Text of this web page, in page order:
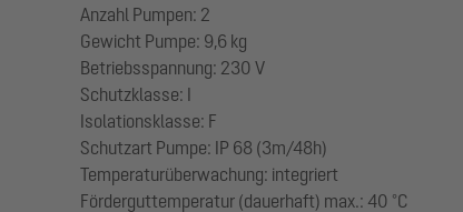
Anzahl Pumpen: 2
Gewicht Pumpe: 9,6 kg
Betriebsspannung: 230 V
Schutzklasse: I
Isolationsklasse: F
Schutzart Pumpe: IP 68 (3m/48h)
Temperaturüberwachung: integriert
Förderguttemperatur (dauerhaft) max.: 40 °C